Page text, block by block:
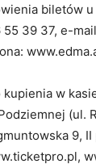
biletów
55 39 37, e-
w
(ul.
9,